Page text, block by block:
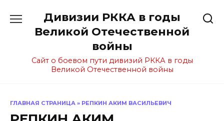
содержанию
Дивизии РККА в годы
Великой Отечественной
войны
Сайт о боевом пути дивизий РККА в годы
Великой Отечественной войны
ГЛАВНАЯ СТРАНИЦА » РЕПКИН АКИМ ВАСИЛЬЕВИЧ